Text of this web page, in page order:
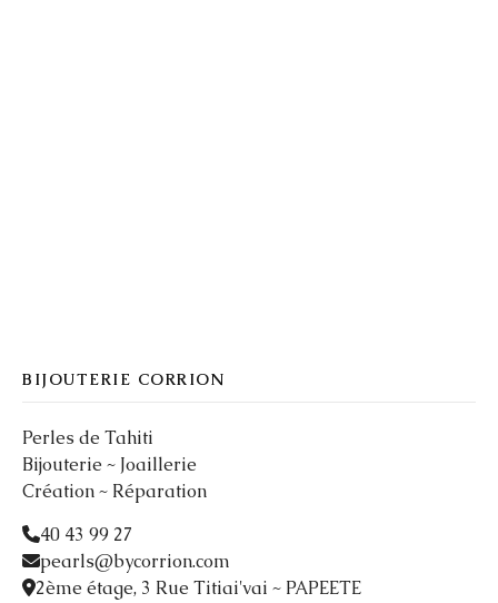
BIJOUTERIE CORRION
Perles de Tahiti
Bijouterie ~ Joaillerie
Création ~ Réparation
40 43 99 27
pearls@bycorrion.com
2ème étage, 3 Rue Titiai'vai ~ PAPEETE